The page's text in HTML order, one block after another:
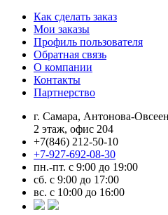
Как сделать заказ
Мои заказы
Профиль пользователя
Обратная связь
О компании
Контакты
Партнерство
г. Самара, Антонова-
2 этаж, офис 204
+7(846) 212-50-10
+7-927-692-08-30
пн.-пт. с 9:00 до 19:00
сб. с 9:00 до 17:00
вс. с 10:00 до 16:00